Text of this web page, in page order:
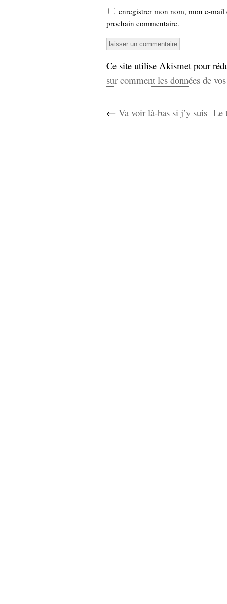
enregistrer mon nom, mon e-
prochain commentaire.
Ce site utilise Akismet pour
sur comment les données de
← Va voir là-bas si j’y suis Le